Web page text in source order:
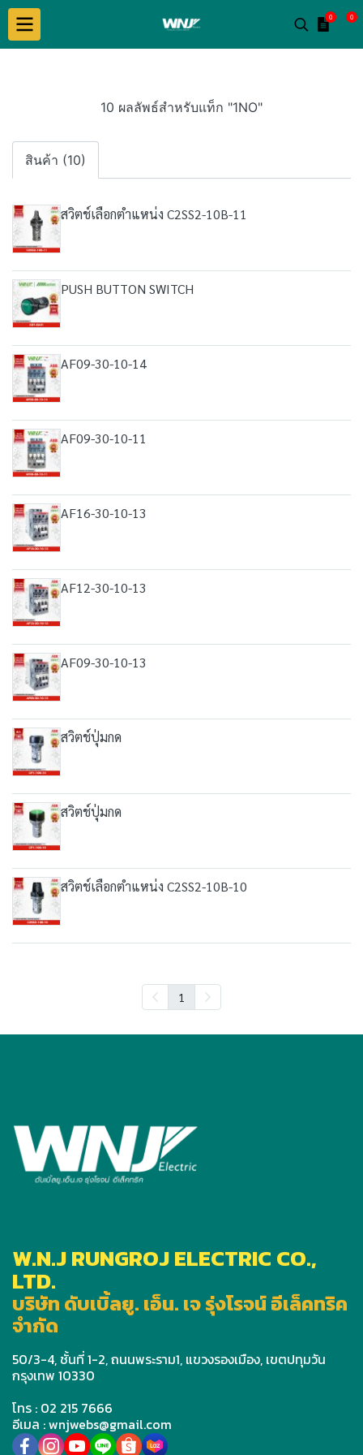
0 0
10 ผลลัพธ์สำหรับแท็ก "1NO"
สินค้า (10)
สวิตช์เลือกตำแหน่ง C2SS2-10B-11
PUSH BUTTON SWITCH
AF09-30-10-14
AF09-30-10-11
AF16-30-10-13
AF12-30-10-13
AF09-30-10-13
สวิตช์ปุ่มกด
สวิตช์ปุ่มกด
สวิตช์เลือกตำแหน่ง C2SS2-10B-10
1
W.N.J RUNGROJ ELECTRIC CO.,
LTD.
บริษัท ดับเบิ้ลยู. เอ็น. เจ รุ่งโรจน์ อีเล็คทริค
จำกัด
50/3-4, ชั้นที่ 1-2, ถนนพระราม1, แขวงรองเมือง, เขตปทุมวัน
กรุงเทพ 10330
โทร : 02 215 7666
อีเมล : wnjwebs@gmail.com